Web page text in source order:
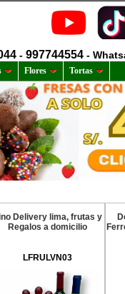
- 997744554 -
Flores Tortas
Delivery lima, frutas y
Regalos a domicilio
LFRULVN03